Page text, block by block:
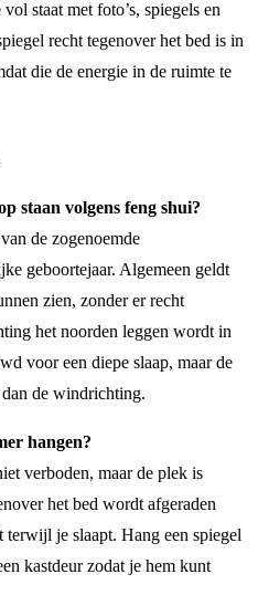
staat met foto’s, spiegels en
recht tegenover het bed is in
die de energie in de ruimte te
staan volgens feng shui?
de zogenoemde
geboortejaar. Algemeen geldt
zien, zonder er recht
het noorden leggen wordt in
voor een diepe slaap, maar de
de windrichting.
hangen?
verboden, maar de plek is
het bed wordt afgeraden
je slaapt. Hang een spiegel
kastdeur zodat je hem kunt